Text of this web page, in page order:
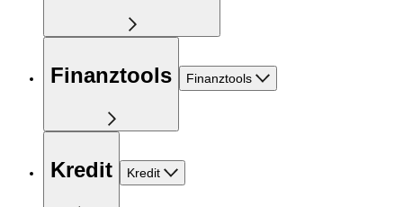
Finanztools Finanztools
Kredit Kredit